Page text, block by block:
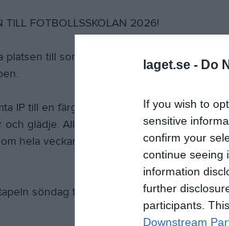
laget.se - Do
If you wish to
sensitive
confirm your
continue seeing
information
further
participants.
Downstream
TILL FOTBOLLSSKOLAN 2026!
till sommarens absoluta höjdpunkt!
IP till en färgsprakande VM-arena! Med
och glädje. Alla barn delas in i egna
hela veckan.
söndag till onsdag efter midsommar: